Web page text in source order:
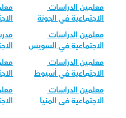
معلمين الدراسات
الاجتماعية في الجونة
معلمين الدراسات
الاجتماعية في السويس
معلمين الدراسات
الاجتماعية في أسيوط
معلمين الدراسات
الاجتماعية في المنيا